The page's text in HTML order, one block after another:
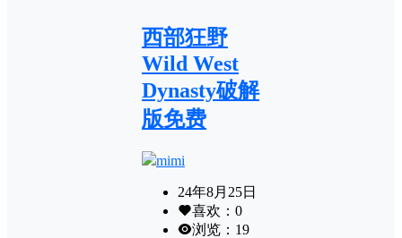
西部狂野
Wild West
Dynasty破解
版免费
mimi
24年8月25日
喜欢： 0
浏览： 19